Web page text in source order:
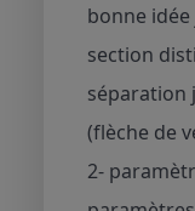
bonne
section
séparation
(flèche de
2-